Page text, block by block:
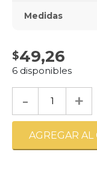
Medidas
49,26
6 disponibles
- +
AGREGAR AL